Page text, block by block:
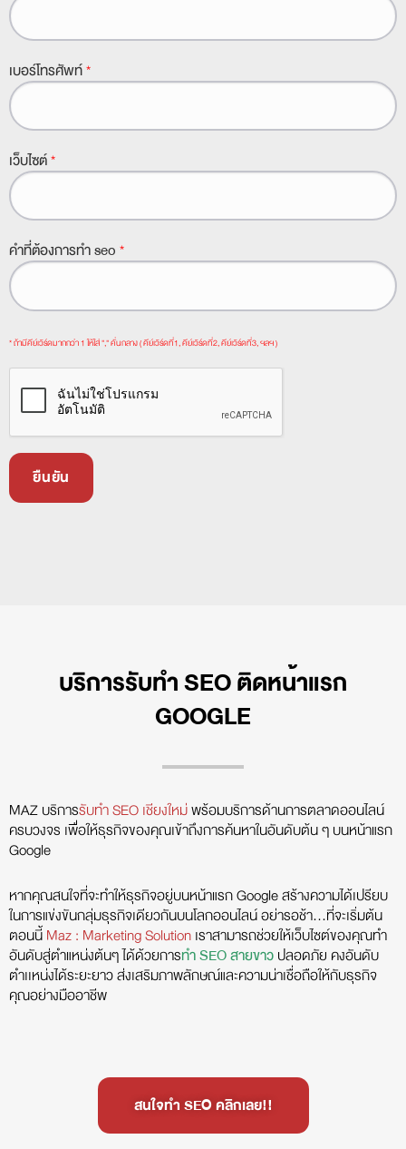
เบอร์โทรศัพท์*
เว็บไซต์*
คำที่ต้องการทำ seo*
* ถ้ามีคีย์เวิร์ดมากกว่า 1 ให้ใส่ "," คั่นกลาง ( คีย์เวิร์ดที่1, คีย์เวิร์ดที่2, คีย์เวิร์ดที่3, ฯลฯ )
บริการรับทำ SEO ติดหน้าแรก
GOOGLE
MAZ บริการรับทำ SEO เชียงใหม่พร้อมบริการด้านการตลาดออนไลน์
ครบวงจร เพื่อให้ธุรกิจของคุณเข้าถึงการค้นหาในอันดับต้น ๆ บนหน้าแรก
Google
หากคุณสนใจที่จะทำให้ธุรกิจอยู่บนหน้าแรก Google สร้างความได้เปรียบ
ในการแข่งขันกลุ่มธุรกิจเดียวกันบนโลกออนไลน์ อย่ารอช้า…ที่จะเริ่มต้น
ตอนนี้Maz : Marketing Solutionเราสามารถช่วยให้เว็บไซต์ของคุณทำ
อันดับสู่ตำแหน่งต้นๆ ได้ด้วยการทำ SEO สายขาวปลอดภัย คงอันดับ
ตำเเหน่งได้ระยะยาว ส่งเสริมภาพลักษณ์และความน่าเชื่อถือให้กับธุรกิจ
คุณอย่างมืออาชีพ
สนใจทำ SEO คลิกเลย!!